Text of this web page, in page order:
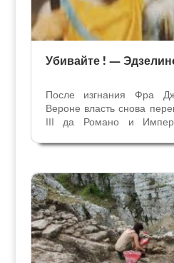
Убивайте ! —
После изгнания Фра
Вероне власть снова
III да Романо и
течении следующих 23
проявил себя также...
Археология
История